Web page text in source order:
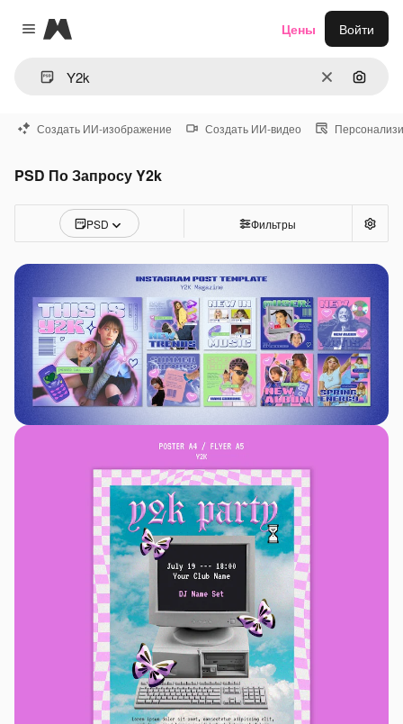
Close menu
Magnific
ОчиститьПоиск
Цены Войти
Создать ИИ-изображение Создать ИИ-видео
PSD По Запросу Y2k
PSD Фильтры